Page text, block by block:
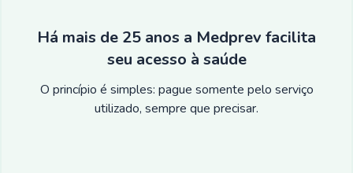
Há mais de 25 anos a Medprev facilita
seu acesso à saúde
O princípio é simples: pague somente pelo serviço
utilizado, sempre que precisar.